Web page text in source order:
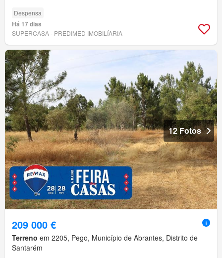
Despensa
Há 17 dias
SUPERCASA - PREDIMED IMOBILÍARIA
12 Fotos
209 000 €
Terreno em 2205, Pego, Município de Abrantes, Distrito de
Santarém